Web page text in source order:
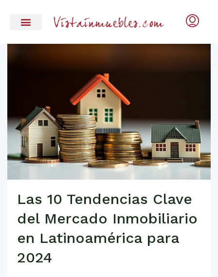
Las 10 Tendencias Clave
del Mercado Inmobiliario
en Latinoamérica para
2024